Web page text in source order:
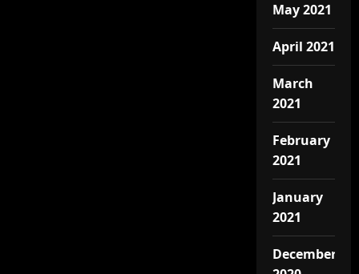
May 2021
April 2021
March
2021
February
2021
January
2021
December